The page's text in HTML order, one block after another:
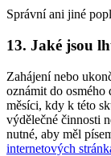
Správní ani jiné
13. Jaké jsou
Zahájení nebo
oznámit do osmého
měsíci, kdy k této
výdělečné činnosti
nutné, aby měl
internetových